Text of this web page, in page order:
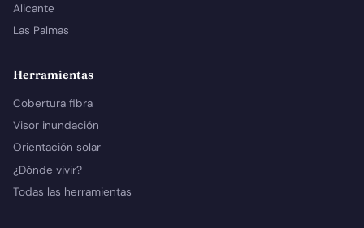
Alicante
Las Palmas
Herramientas
Cobertura fibra
Visor inundación
Orientación solar
¿Dónde vivir?
Todas las herramientas